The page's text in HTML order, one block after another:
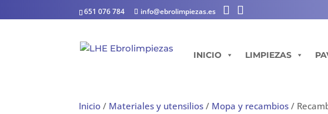
651 076 784 info@ebrolimpiezas.es
INICIO LIMPIEZAS
Inicio / Materiales y utensilios / Mopa y recambios /